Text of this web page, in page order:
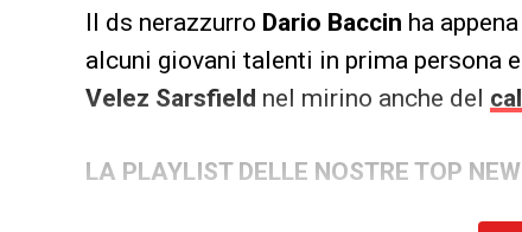
Il ds nerazzurro Dario Baccin ha
alcuni giovani talenti in prima persona e
Velez Sarsfield nel mirino anche del
LA PLAYLIST DELLE NOSTRE TOP